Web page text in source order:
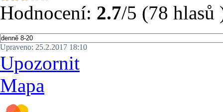
Hodnocení: 2.7/5 (78 hlasů
Upraveno: 25.2.2017 18:10
Upozornit
Mapa